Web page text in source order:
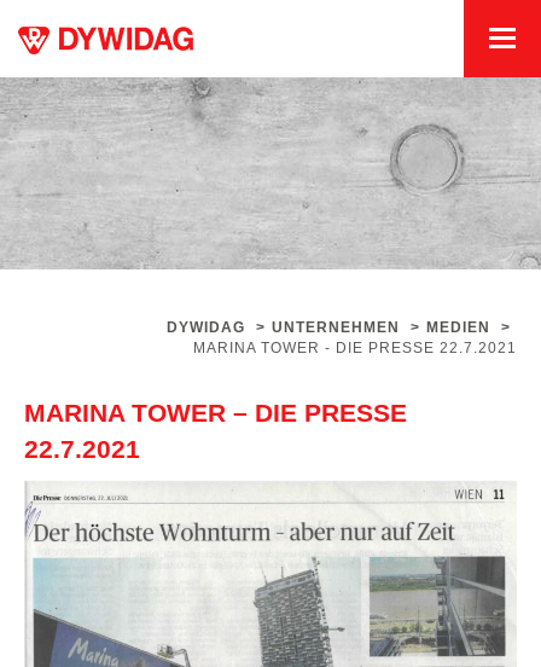
DYWIDAG > UNTERNEHMEN > MEDIEN
>
MARINA TOWER - DIE PRESSE 22.7.2021
MARINA TOWER – DIE PRESSE
22.7.2021